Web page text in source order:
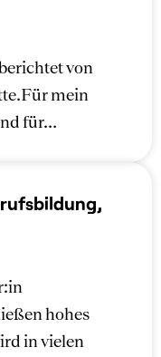
von
mein
für…
hohes
in vielen